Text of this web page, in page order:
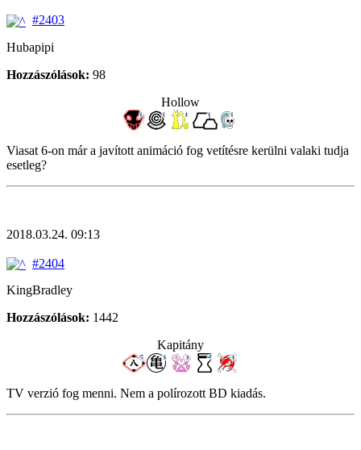
#2403
Hubapipi
Hozzászólások: 98
Hollow
Viasat 6-on már a javított animáció fog vetítésre kerülni valaki tudja
esetleg?
2018.03.24. 09:13
#2404
KingBradley
Hozzászólások: 1442
Kapitány
TV verzió fog menni. Nem a polírozott BD kiadás.